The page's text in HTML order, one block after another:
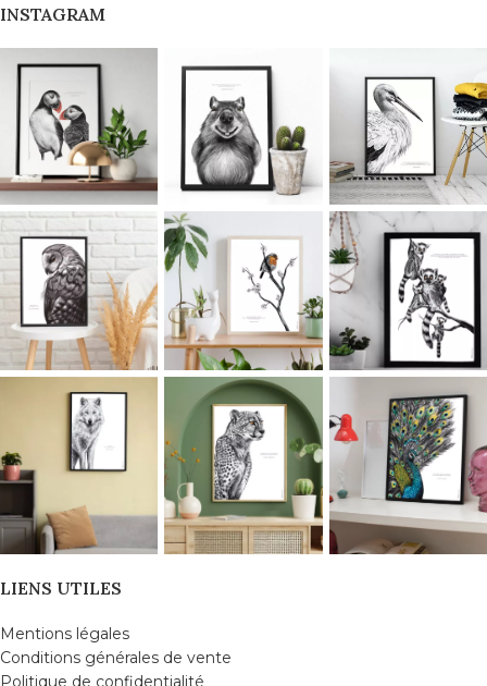
INSTAGRAM
LIENS UTILES
Mentions légales
Conditions générales de vente
Politique de confidentialité